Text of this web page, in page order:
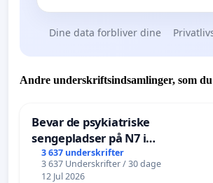
Dine data forbliver dine
Andre underskriftsindsamlinger, som
Bevar de psykiatriske
sengepladser på N7 i
Frederikshavn
3 637 underskrifter
3 637 Underskrifter / 30 dage
12 Jul 2026